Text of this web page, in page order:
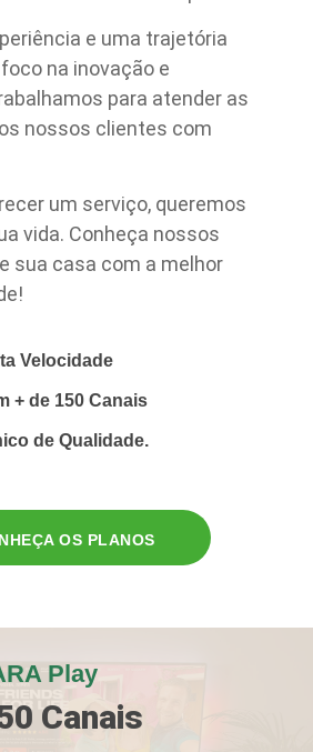
e uma trajetória
na inovação e
para atender as
nossos clientes com
um serviço, queremos
vida. Conheça nossos
sua casa com a melhor
Velocidade
+ de 150 Canais
de Qualidade.
OS PLANOS
Play
Canais